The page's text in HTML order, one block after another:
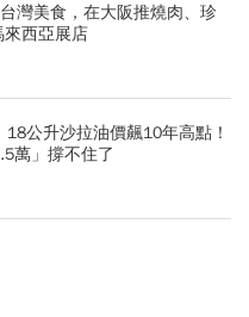
灣美食，在大阪推燒肉、珍
西亞展店
公升沙拉油價飆10年高點！
萬」撐不住了